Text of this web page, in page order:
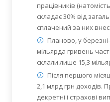
працівників
складає 30% від
сплачений за них
Планово, у
мільярда гривень
склали лише 15,3
Після першого
2,1 млрд грн доходів.
декретні і страхові